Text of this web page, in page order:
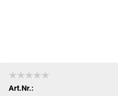
Art.Nr.: